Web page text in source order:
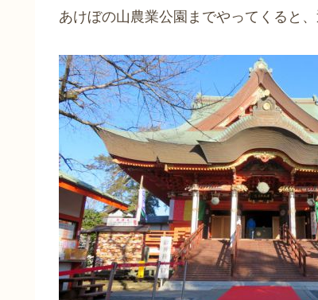
あけぼの山農業公園までやってくると